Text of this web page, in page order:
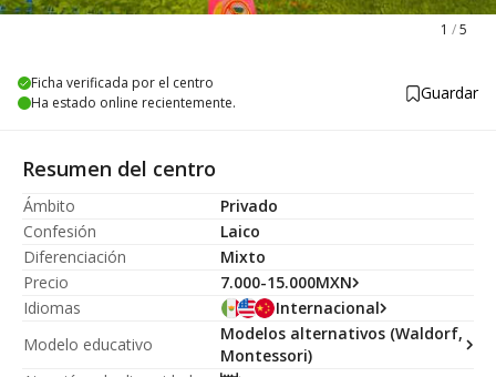
1 /5
Ficha verificada por el centro
Ha estado online recientemente.
Guardar
Resumen del centro
Ámbito
Privado
Confesión
Laico
Diferenciación
Mixto
Precio
7.000-15.000MXN
Idiomas
Internacional
Modelo educativo
Modelos alternativos (Waldorf,
Montessori)